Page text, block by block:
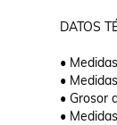
DATOS
•
•
• Grosor
•